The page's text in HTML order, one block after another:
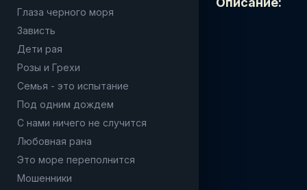
Глаза черного моря
Зависть
Дети рая
Розы и Грехи
Семья - это испытание
Под одним дождем
С нами ничего не случится
Любовная рана
Это море переполнится
Мошенники